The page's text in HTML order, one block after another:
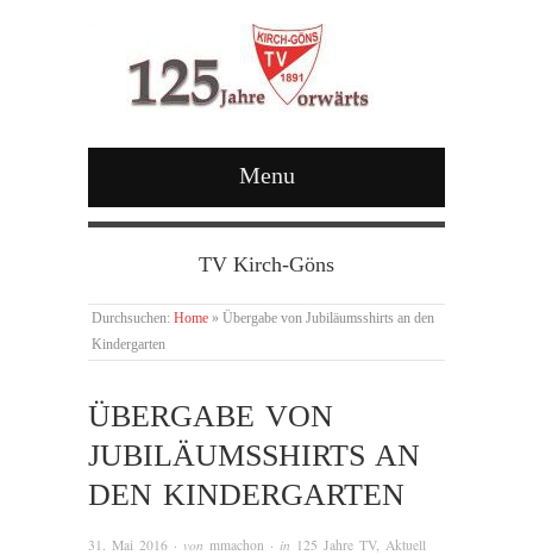
Menu
TV Kirch-Göns
Durchsuchen: Home » Übergabe von Jubiläumsshirts an den
Kindergarten
ÜBERGABE VON
JUBILÄUMSSHIRTS AN
DEN KINDERGARTEN
31. Mai 2016 · von mmachon · in 125 Jahre TV, Aktuell